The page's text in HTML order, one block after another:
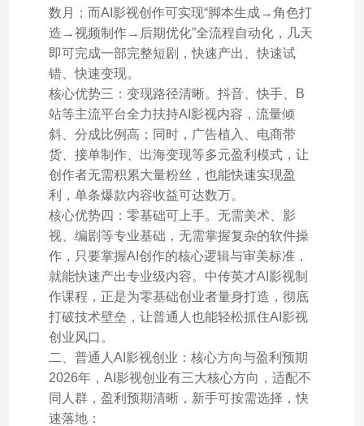
数月；而AI影视创作可实现“脚本生成→角色打
造→视频制作→后期优化”全流程自动化，几天
即可完成一部完整短剧，快速产出、快速试
错、快速变现。
核心优势三：变现路径清晰。抖音、快手、B
站等主流平台全力扶持AI影视内容，流量倾
斜、分成比例高；同时，广告植入、电商带
货、接单制作、出海变现等多元盈利模式，让
创作者无需积累大量粉丝，也能快速实现盈
利，单条爆款内容收益可达数万。
核心优势四：零基础可上手。无需美术、影
视、编剧等专业基础，无需掌握复杂的软件操
作，只要掌握AI创作的核心逻辑与审美标准，
就能快速产出专业级内容。中传英才AI影视制
作课程，正是为零基础创业者量身打造，彻底
打破技术壁垒，让普通人也能轻松抓住AI影视
创业风口。
二、普通人AI影视创业：核心方向与盈利预期
2026年，AI影视创业有三大核心方向，适配不
同人群，盈利预期清晰，新手可按需选择，快
速落地：